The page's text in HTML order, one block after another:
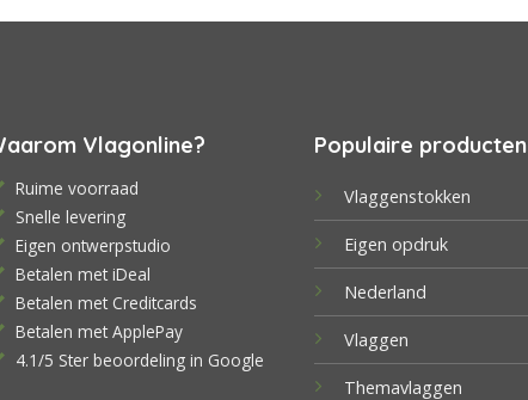
Vlagonline?
Ruime voorraad
Snelle levering
Eigen ontwerpstudio
Betalen met iDeal
Betalen met Creditcards
Betalen met ApplePay
4.1/5 Ster beoordeling in Google
Populaire producten
Vlaggenstokken
Eigen opdruk
Nederland
Vlaggen
Themavlaggen